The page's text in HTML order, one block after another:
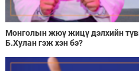
Монголын жюү жицү дэлхийн
Б.Хулан гэж хэн бэ?